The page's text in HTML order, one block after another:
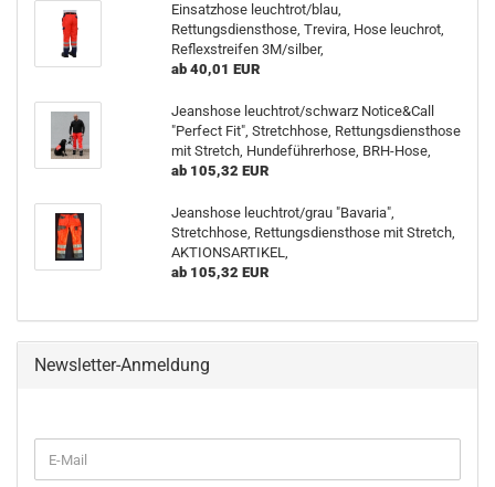
Einsatzhose leuchtrot/blau,
Rettungsdiensthose, Trevira, Hose leuchrot,
Reflexstreifen 3M/silber,
ab 40,01 EUR
Jeanshose leuchtrot/schwarz Notice&Call
"Perfect Fit", Stretchhose, Rettungsdiensthose
mit Stretch, Hundeführerhose, BRH-Hose,
ab 105,32 EUR
Jeanshose leuchtrot/grau "Bavaria",
Stretchhose, Rettungsdiensthose mit Stretch,
AKTIONSARTIKEL,
ab 105,32 EUR
Newsletter-Anmeldung
ZUR
E-
Mail